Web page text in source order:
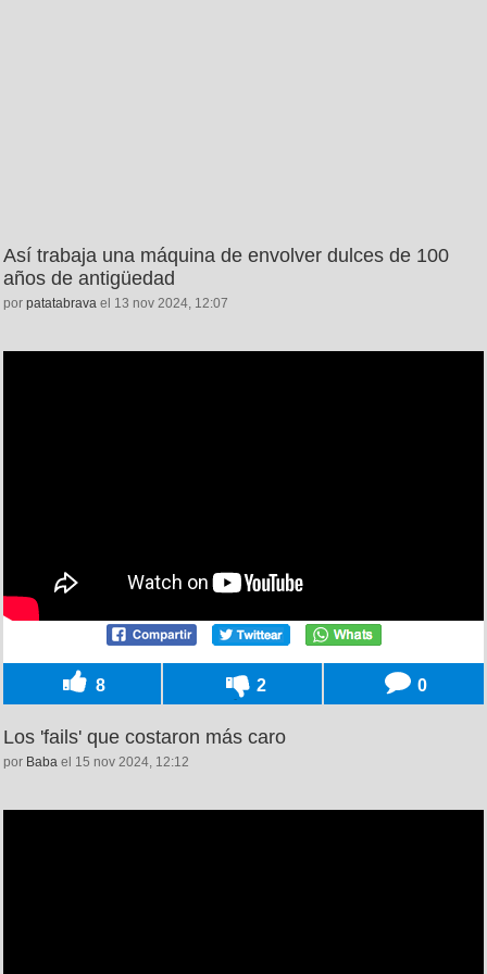
Así trabaja una máquina de envolver dulces de 100
años de antigüedad
por patatabrava el 13 nov 2024, 12:07
8 2 0
Los 'fails' que costaron más caro
por Baba el 15 nov 2024, 12:12